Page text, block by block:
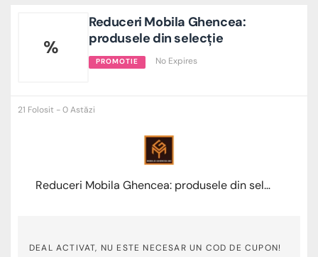
%
Reduceri Mobila Ghencea:
produsele din selecție
PROMOTIE No Expires
21 Folosit - 0 Astăzi
Reduceri Mobila Ghencea: produsele din selecție
DEAL ACTIVAT, NU ESTE NECESAR UN COD DE CUPON!